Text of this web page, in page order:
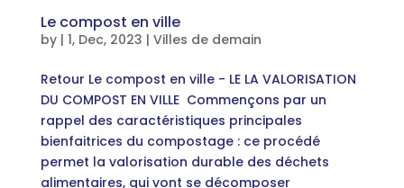
Le compost en ville
by | 1, Dec, 2023 | Villes de demain
Retour Le compost en ville - LE LA VALORISATION
DU COMPOST EN VILLE Commençons par un
rappel des caractéristiques principales
bienfaitrices du compostage : ce procédé
permet la valorisation durable des déchets
alimentaires, qui vont se décomposer